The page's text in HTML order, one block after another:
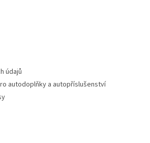
p
i
údajů
autodoplňky a autopříslušenství